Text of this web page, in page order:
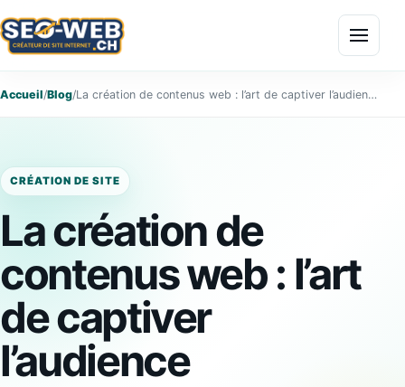
Menu
Accueil/Blog/ La création de contenus web : l’art de captiver l’audience
CRÉATION DE SITE
La création de
contenus web : l’art
de captiver
l’audience